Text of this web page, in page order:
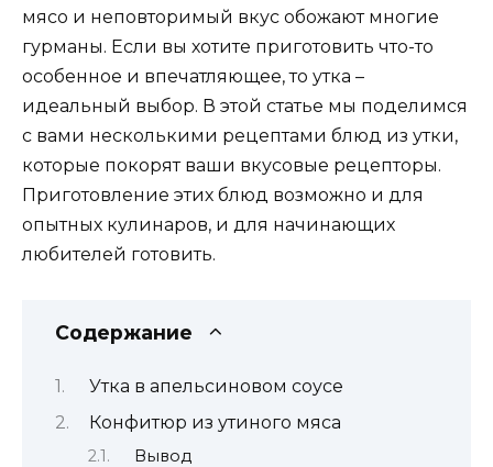
мясо и неповторимый вкус обожают многие
гурманы. Если вы хотите приготовить что-то
особенное и впечатляющее, то утка –
идеальный выбор. В этой статье мы поделимся
с вами несколькими рецептами блюд из утки,
которые покорят ваши вкусовые рецепторы.
Приготовление этих блюд возможно и для
опытных кулинаров, и для начинающих
любителей готовить.
Содержание
Утка в апельсиновом соусе
Конфитюр из утиного мяса
Вывод